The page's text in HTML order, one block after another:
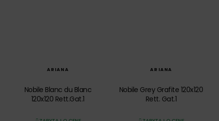
ARIANA
Nobile Blanc du Blanc
120x120 Rett.Gat.1
ARIANA
Nobile Grey Grafite 120x120
Rett. Gat.1